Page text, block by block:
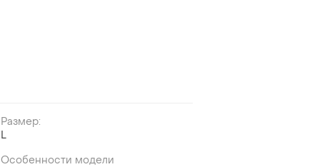
Размер:
L
Особенности модели